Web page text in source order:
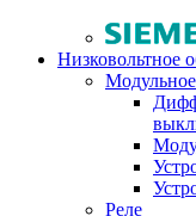
Низковольтное
Реле